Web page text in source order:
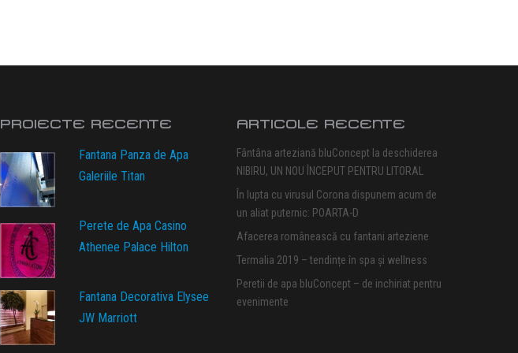
PROIECTE RECENTE
Fantana Panza de Apa
Galeriile Titan
Perete de Apa Casino
Athenee Palace Hilton
Fantana Decorativa Elysee
JW Marriott
ARTICOLE RECENTE
Fântâna arteziană bluConcept la deschiderea
NIBIRU, UN NOU ÎNCEPUT PENTRU LITORAL
În lupta cu virusul Corona dispunem acum de
un aliat puternic: POARTA-D
Afacerea românească cu fantani arteziene
Termalia 2019 – tendințe în spa și wellness
Peretii de apa bluConcept – de inchiriat pentru
evenimente